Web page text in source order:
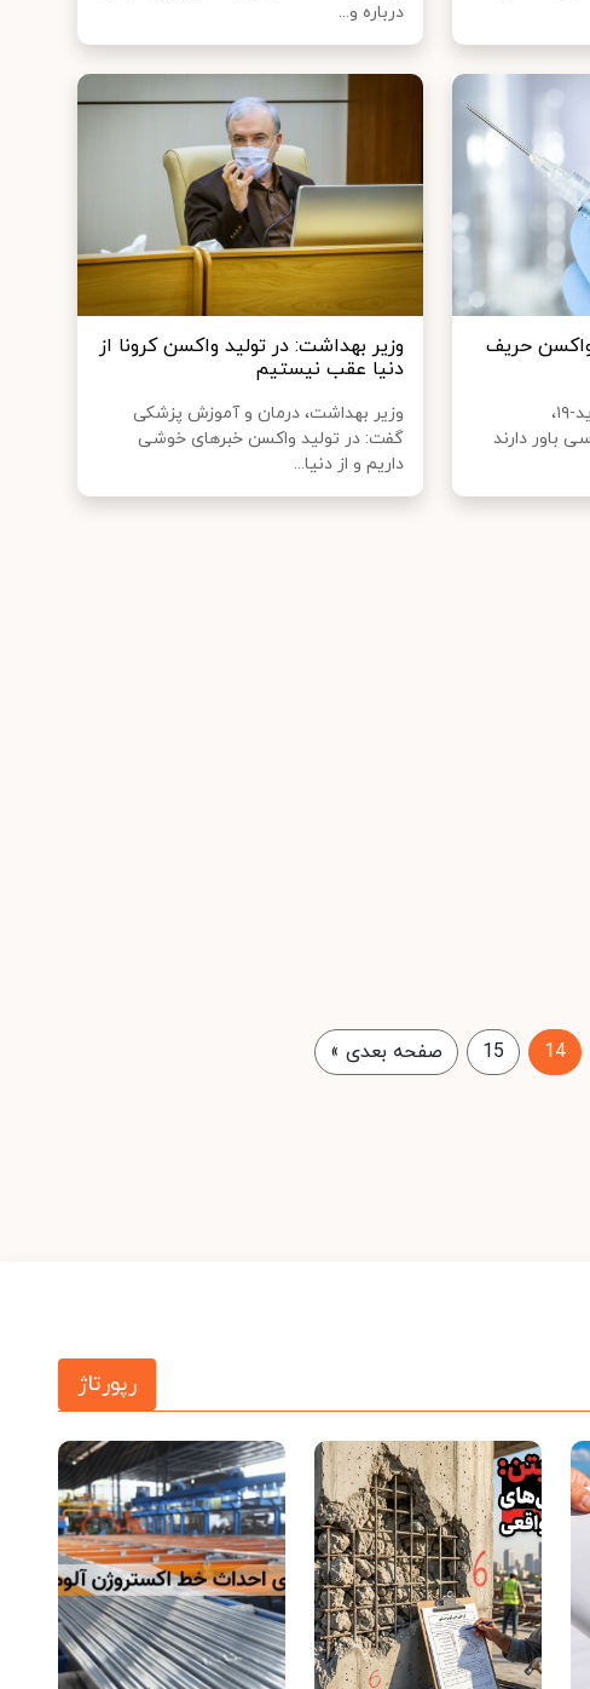
درباره و...
واکسن حریف
به رغم شیوع گسترده کووید-۱۹،
باور دارند
وزیر بهداشت: در تولید واکسن کرونا از
دنیا عقب نیستیم
وزیر بهداشت، درمان و آموزش پزشکی
گفت: در تولید واکسن خبرهای خوشی
داریم و از دنیا...
14
15 صفحه بعدی »
رپورتاژ